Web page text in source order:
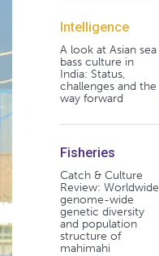
Intelligence
A look at Asian sea
bass culture in
India: Status,
challenges and the
way forward
Fisheries
Catch & Culture
Review: Worldwide
genome-wide
genetic diversity
and population
structure of
mahimahi